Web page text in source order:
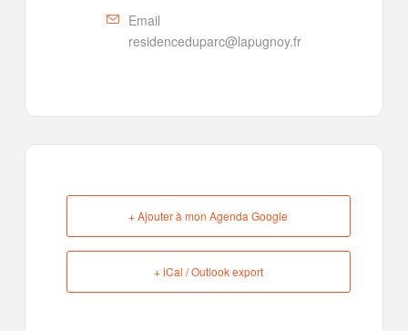
Email
residenceduparc@lapugnoy.fr
+ Ajouter à mon Agenda Google
+ iCal / Outlook export